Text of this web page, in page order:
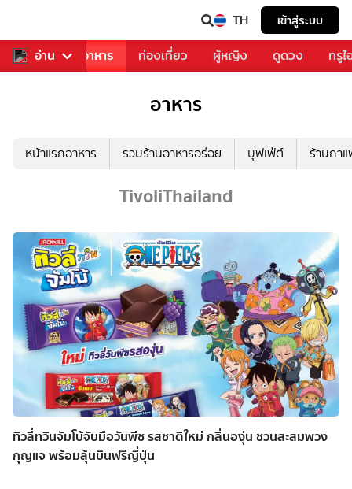
TH เข้าสู่ระบบ
อ่าน
การเพลง อาหาร ท่องเที่ยว ผู้หญิง ดูดวง ทรู
อาหาร
หน้าแรกอาหาร รวมร้านอาหารอร่อย บุฟเฟ่ต์ ร้านกา
TivoliThailand
ทิวลี่ทวินจัมโบ้จับมือวันพีซ รสชาติใหม่ กลิ่นองุ่น ชวนสะสมพวง
กุญแจ พร้อมลุ้นบินฟรีญี่ปุ่น